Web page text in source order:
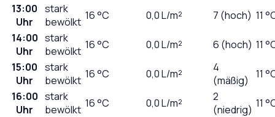
13:00
Uhr
stark
bewölkt 16°C 0,0L/m² 7 (hoch) 11
14:00
Uhr
stark
bewölkt 16°C 0,0L/m² 6 (hoch) 11
15:00
Uhr
stark
bewölkt 16°C 0,0L/m²
4
(mäßig)
11
16:00
Uhr
stark
bewölkt 16°C 0,0L/m²
2
(niedrig) 11